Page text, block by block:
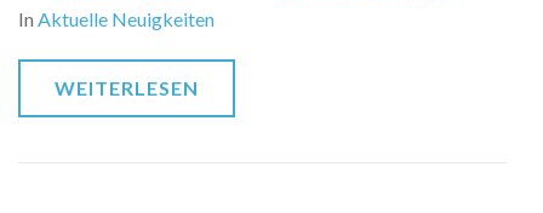
In Aktuelle Neuigkeiten
WEITERLESEN